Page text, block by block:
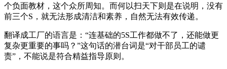
个负面教材，这个众所周知。而何以扫天下则是在说明，没有
前三个S，就无法形成清洁和素养，自然无法有效传递。
翻译成工厂的语言是：“连基础的5S工作都做不了，还能做更
复杂更重要的事吗？”这句话的潜台词是“对干部员工的谴
责”，不能说是符合精益指导原则。